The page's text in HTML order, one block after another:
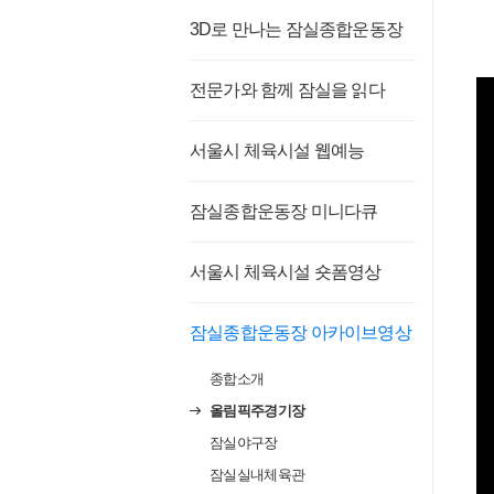
3D로 만나는 잠실종합운동장
전문가와 함께 잠실을 읽다
서울시 체육시설 웹예능
잠실종합운동장 미니다큐
서울시 체육시설 숏폼영상
잠실종합운동장 아카이브영상
종합소개
올림픽주경기장
잠실야구장
잠실실내체육관